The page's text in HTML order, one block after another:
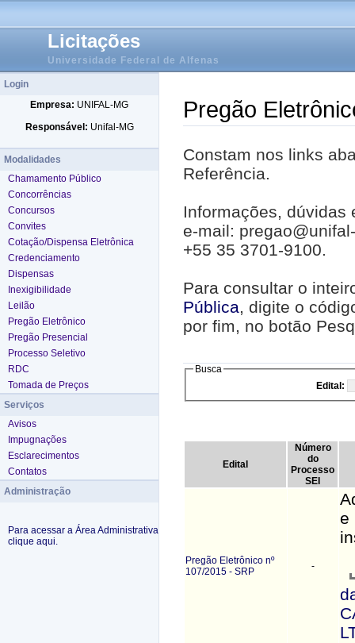
Licitações
Universidade Federal de Alfenas
Login
Empresa: UNIFAL-MG
Responsável: Unifal-MG
Modalidades
Chamamento Público
Concorrências
Concursos
Convites
Cotação/Dispensa Eletrônica
Credenciamento
Dispensas
Inexigibilidade
Leilão
Pregão Eletrônico
Pregão Presencial
Processo Seletivo
RDC
Tomada de Preços
Serviços
Avisos
Impugnações
Esclarecimentos
Contatos
Administração
Para acessar a Área Administrativa
clique aqui.
Pregão
Constam nos links
Referência.
Informações, dúvidas
e-mail:
+55 35 3701-9100.
Para consultar o
Pública, digite o
por fim, no botão
Busca
Edital:
Edital
Número
do
Processo
SEI
Pregão Eletrônico nº
107/2015 - SRP
-
e